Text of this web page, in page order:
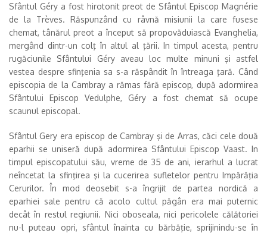
Sfântul Géry a fost hirotonit preot de Sfântul Episcop Magnérie
de la Trèves. Răspunzând cu râvnă misiunii la care fusese
chemat, tânărul preot a început să propovăduiască Evanghelia,
mergând dintr-un colţ în altul al ţării. In timpul acesta, pentru
rugăciunile Sfântului Géry aveau loc multe minuni şi astfel
vestea despre sfinţenia sa s-a răspândit în întreaga ţară. Când
episcopia de la Cambray a rămas fără episcop, după adormirea
Sfântului Episcop Vedulphe, Géry a fost chemat să ocupe
scaunul episcopal.
Sfântul Gery era episcop de Cambray şi de Arras, căci cele două
eparhii se uniseră după adormirea Sfântului Episcop Vaast. In
timpul episcopatului său, vreme de 35 de ani, ierarhul a lucrat
neîncetat la sfinţirea şi la cucerirea sufletelor pentru Impărăţia
Cerurilor. În mod deosebit s-a îngrijit de partea nordică a
eparhiei sale pentru că acolo cultul păgân era mai puternic
decât în restul regiunii. Nici oboseala, nici pericolele călătoriei
nu-l puteau opri, sfântul înainta cu bărbăţie, sprijinindu-se în